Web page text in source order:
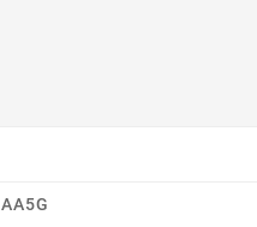
AA5G